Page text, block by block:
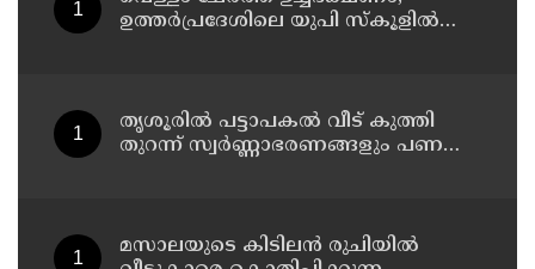
ഉത്തര്‍പ്രദേശിലെ യുപി സ്‌കൂളില്‍
തൃശൂരിൽ പട്ടാപകൽ വീട് കുത്തി
തുറന്ന് സ്വർണ്ണാഭരണങ്ങളും പണവും
മസാലയുടെ കിടിലൻ രുചിയിൽ